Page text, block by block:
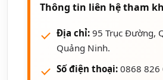
Thông tin liên hệ tham
Địa chỉ: 95 Trục Đường,
Quảng Ninh.
Số điện thoại: 0868 826